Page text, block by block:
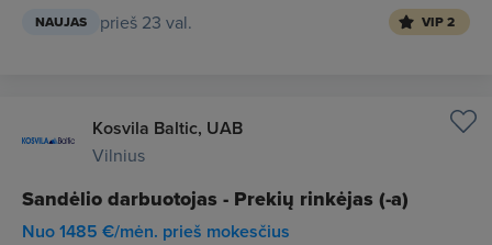
NAUJAS prieš 23 val. VIP 2
Kosvila Baltic, UAB
Vilnius
Sandėlio darbuotojas - Prekių rinkėjas (-a)
Nuo 1485 €/mėn. prieš mokesčius